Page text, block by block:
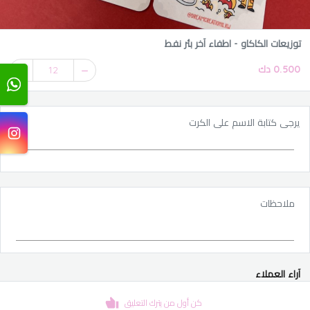
توزيعات الكاكاو - اطفاء آخر بئر نفط
0.500 دك 12
يرجى كتابة الاسم على الكرت
ملاحظات
آراء العملاء
كن أول من يترك التعليق